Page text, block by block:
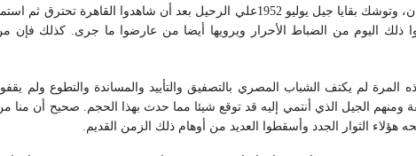
سطورا في كتب التاريخ تختلف فيها وجهات النظر بعد أن رحل بحكم الزمن شهود العيان، وتوشك بقايا جيل يوليو
هذه الأيام ثورة من نوع جديد لم تشهده أجيال 1952، ولا 1967، ولا 1973. هذه المرة لم يكتف الشباب المصري بالتصفيق والتأييد
ومنهم الجيل الذي أنتمي إليه قد توقع شيئا مما حدث بهذا الحجم. صحيح أن منا
هؤلاء الثوار الجدد وأسقطوا العديد من أوهام ذلك الزمن القديم.